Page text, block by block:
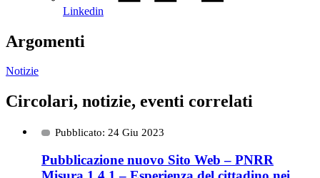
Linkedin
Argomenti
Notizie
Circolari, notizie, eventi correlati
Pubblicato: 24 Giu 2023
Pubblicazione nuovo Sito Web – PNRR